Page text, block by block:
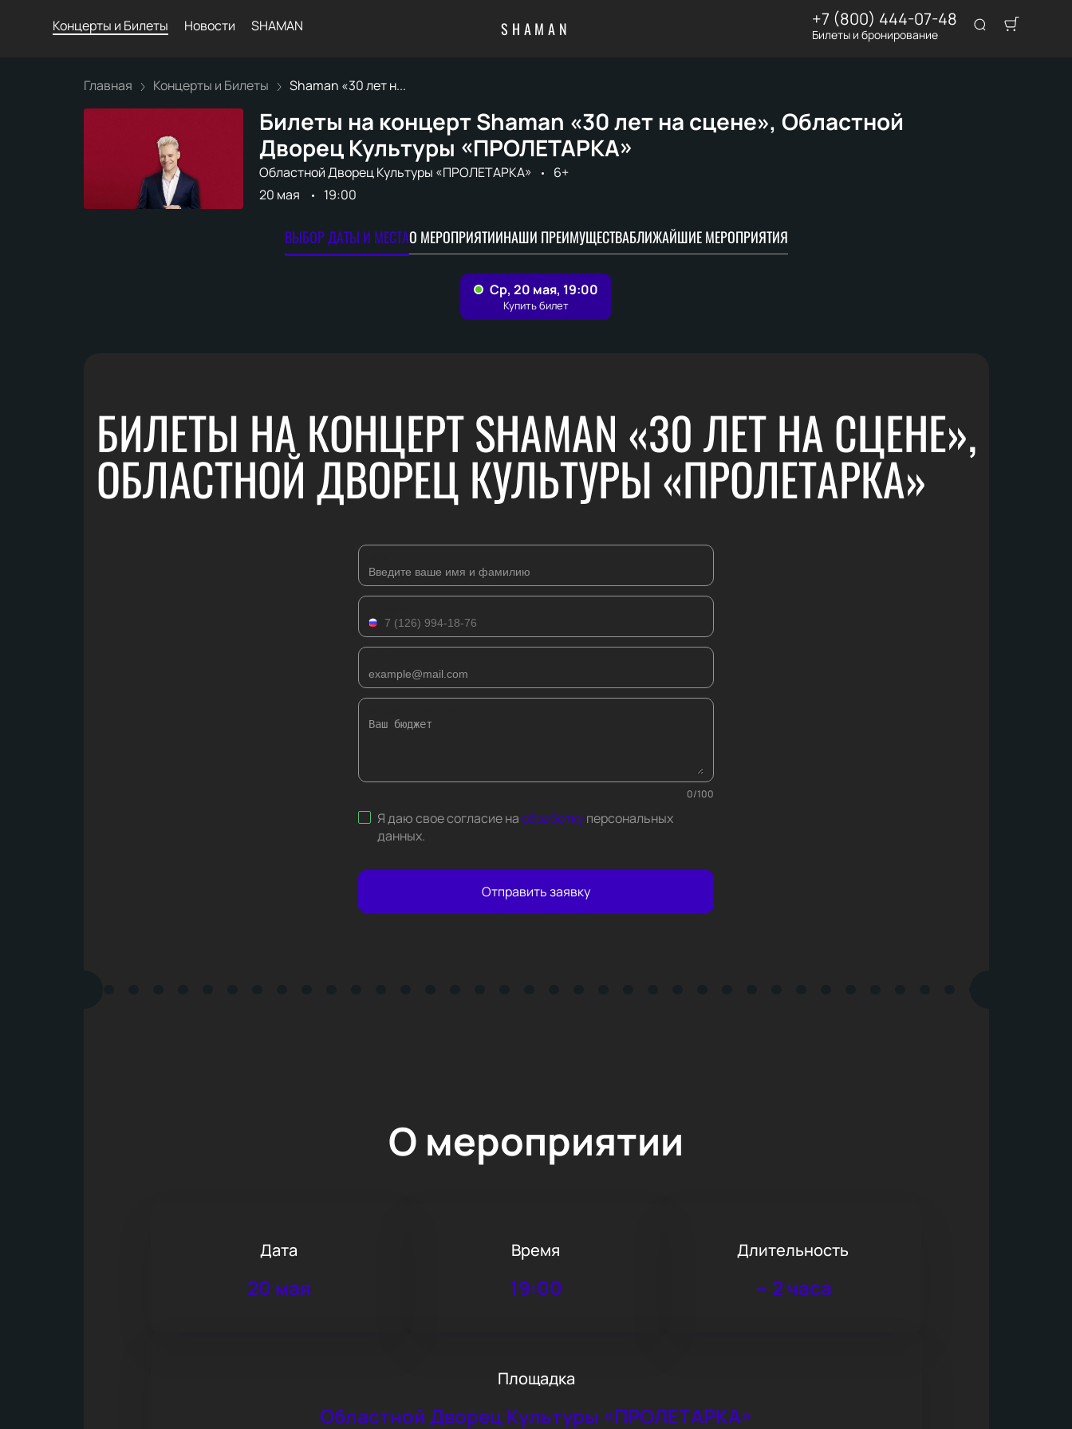
SHAMAN
Концерты и Билеты Новости SHAMAN +7 (800) 444-07-48
Билеты и бронирование
Главная Концерты и Билеты Shaman «30 лет н...
Билеты на концерт Shaman «30 лет на сцене», Областной
Дворец Культуры «ПРОЛЕТАРКА»
Областной Дворец Культуры «ПРОЛЕТАРКА»
6+
20 мая
19:00
ВЫБОР ДАТЫ И МЕСТАО МЕРОПРИЯТИИНАШИ ПРЕИМУЩЕСТВАБЛИЖАЙШИЕ МЕРОПРИЯТИЯ
БИЛЕТЫ НА КОНЦЕРТ SHAMAN «30 ЛЕТ НА СЦЕНЕ»,
ОБЛАСТНОЙ ДВОРЕЦ КУЛЬТУРЫ «ПРОЛЕТАРКА»
0/100
Я даю свое согласие наобработкуперсональных
данных.
Отправить заявку
О мероприятии
Дата
20 мая
Время
19:00
Длительность
~ 2 часа
Площадка
Областной Дворец Культуры «ПРОЛЕТАРКА»